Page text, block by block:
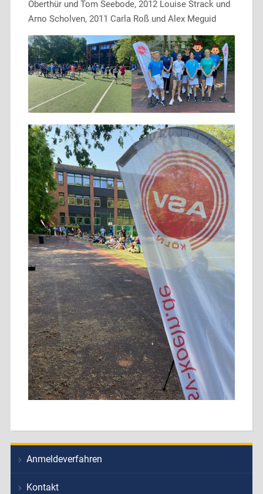
Oberthür und Tom Seebode, 2012 Louise Strack und
Arno Scholven, 2011 Carla Roß und Alex Meguid
Anmeldeverfahren
Kontakt